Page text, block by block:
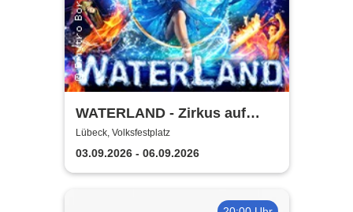
WATERLAND - Zirkus auf
dem Wasser | Lübeck
Lübeck, Volksfestplatz
03.09.2026 - 06.09.2026